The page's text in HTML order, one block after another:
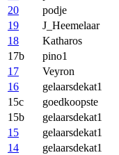
20
podje
19
J_Heemelaar
18
Katharos
17b
pino1
17
Veyron
16
gelaarsdekat1
15c
goedkoopste
15b
gelaarsdekat1
15
gelaarsdekat1
14
gelaarsdekat1